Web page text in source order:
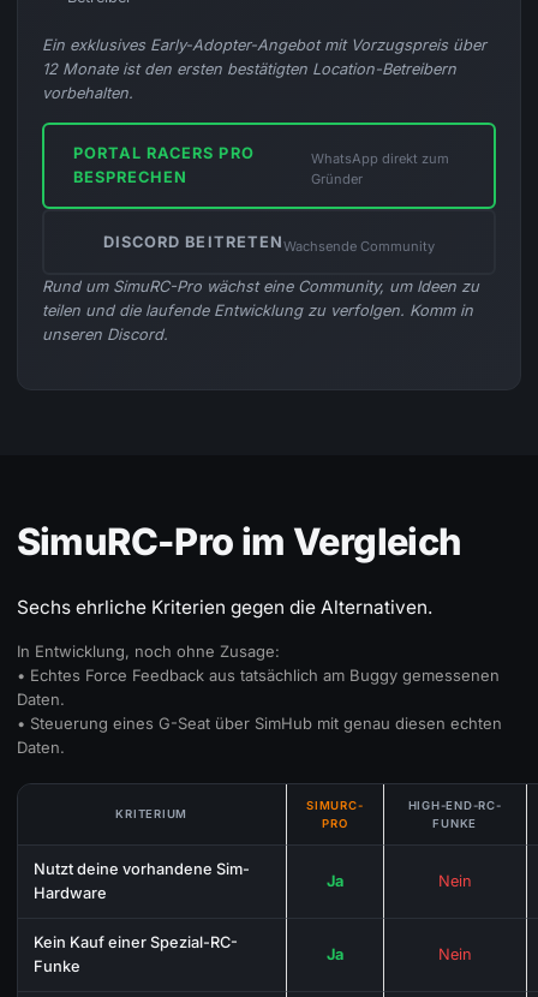
Ein exklusives Early-Adopter-Angebot mit Vorzugspreis über
12 Monate ist den ersten bestätigten Location-Betreibern
vorbehalten.
PORTAL RACERS PRO
BESPRECHEN
WhatsApp direkt zum
Gründer
DISCORD BEITRETENWachsende Community
Rund um SimuRC-Pro wächst eine Community, um Ideen zu
teilen und die laufende Entwicklung zu verfolgen. Komm in
unseren Discord.
SimuRC-Pro im Vergleich
Sechs ehrliche Kriterien gegen die Alternativen.
In Entwicklung, noch ohne Zusage:
• Echtes Force Feedback aus tatsächlich am Buggy gemessenen
Daten.
• Steuerung eines G-Seat über SimHub mit genau diesen echten
Daten.
KRITERIUM
SIMURC-
PRO
HIGH-END-RC-
FUNKE
Nutzt deine vorhandene Sim-
Hardware
Ja Nein
Kein Kauf einer Spezial-RC-
Funke
Ja Nein